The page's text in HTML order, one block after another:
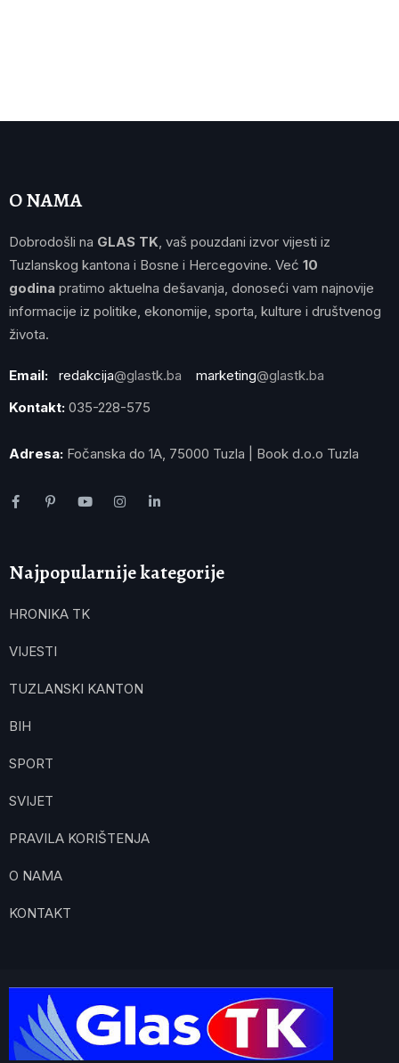
O NAMA
Dobrodošli na GLAS TK , vaš pouzdani izvor vijesti iz
Tuzlanskog kantona i Bosne i Hercegovine. Već 10
godina pratimo aktuelna dešavanja, donoseći vam najnovije
informacije iz politike, ekonomije, sporta, kulture i društvenog
života.
Email: redakcija@glastk.ba marketing@glastk.ba
Kontakt: 035-228-575
Adresa: Fočanska do 1A, 75000 Tuzla | Book d.o.o Tuzla
Najpopularnije kategorije
HRONIKA TK
VIJESTI
TUZLANSKI KANTON
BIH
SPORT
SVIJET
PRAVILA KORIŠTENJA
O NAMA
KONTAKT